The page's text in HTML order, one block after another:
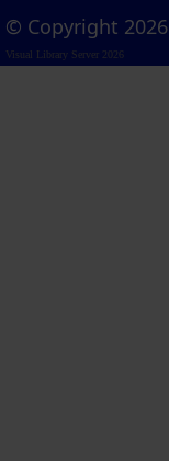
© Copyright
Visual Library Server 2026